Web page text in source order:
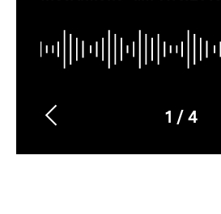
1
von
/4
Vorherigen
Inhalt